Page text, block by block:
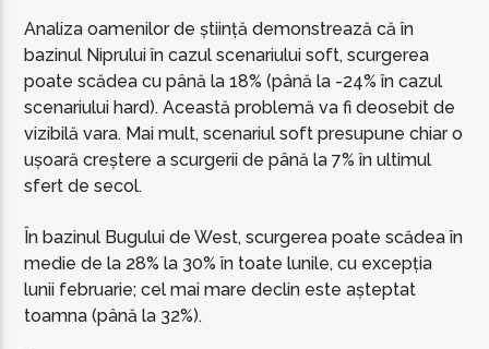
Analiza oamenilor de știință demonstrează că în
bazinul Niprului în cazul scenariului soft, scurgerea
poate scădea cu până la 18% (până la -24% în cazul
scenariului hard). Această problemă va fi deosebit de
vizibilă vara. Mai mult, scenariul soft presupune chiar o
ușoară creștere a scurgerii de până la 7% în ultimul
sfert de secol.
În bazinul Bugului de West, scurgerea poate scădea în
medie de la 28% la 30% în toate lunile, cu excepția
lunii februarie; cel mai mare declin este așteptat
toamna (până la 32%).